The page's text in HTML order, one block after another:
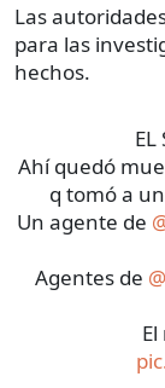
Las
para las
hechos.
EL
Ahí quedó
q tomó a
Un agente de
Agentes de